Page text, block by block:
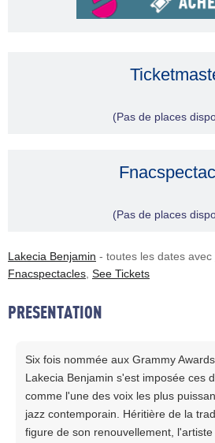
(Pas de places
(Pas de places
Lakecia Benjamin - toutes les dates avec
Fnacspectacles See Tickets
PRESENTATION
Six fois nommée aux Grammy
Lakecia Benjamin s'est imposée ces
comme l'une des voix les plus
jazz contemporain. Héritière de la
figure de son renouvellement,